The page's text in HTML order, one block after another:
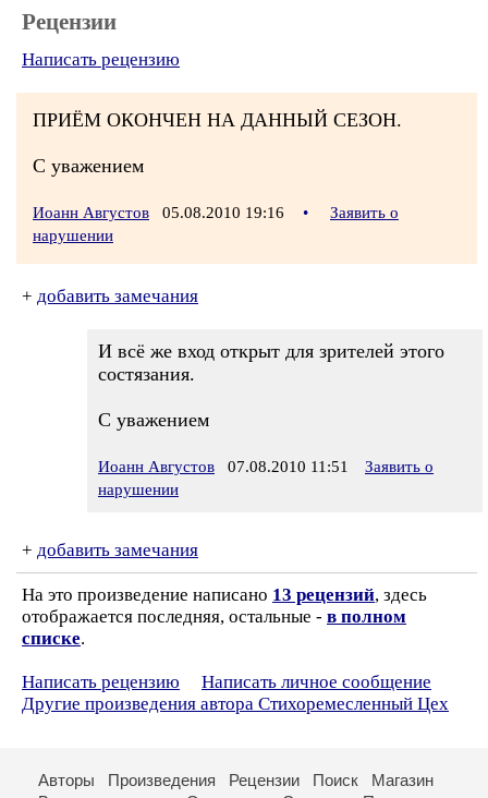
Рецензии
Написать рецензию
ПРИЁМ ОКОНЧЕН НА ДАННЫЙ СЕЗОН.
С уважением
Иоанн Августов 05.08.2010 19:16 •
Заявить о
нарушении
+ добавить замечания
И всё же вход открыт для зрителей этого
состязания.
С уважением
Иоанн Августов 07.08.2010 11:51
Заявить о
нарушении
+ добавить замечания
На это произведение написано 13 рецензий, здесь
отображается последняя, остальные - в полном
списке.
Написать рецензию
Написать личное сообщение
Другие произведения автора Стихоремесленный Цех
Авторы Произведения Рецензии Поиск
Магазин